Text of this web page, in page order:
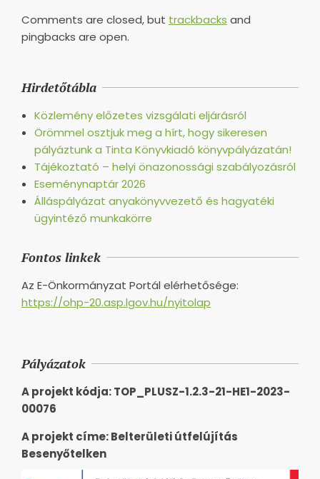
Comments are closed, but trackbacks and
pingbacks are open.
Hirdetőtábla
Közlemény előzetes vizsgálati eljárásról
Örömmel osztjuk meg a hírt, hogy sikeresen
pályáztunk a Tinta Könyvkiadó könyvpályázatán!
Tájékoztató – helyi önazonossági szabályozásról
Eseménynaptár 2026
Álláspályázat anyakönyvvezető és hagyatéki
ügyintéző munkakörre
Fontos linkek
Az E-Önkormányzat Portál elérhetősége:
https://ohp-20.asp.lgov.hu/nyitolap
Pályázatok
A projekt kódja: TOP_PLUSZ-1.2.3-21-HE1-2023-
00076
A projekt címe: Belterületi útfelújítás
Besenyőtelken